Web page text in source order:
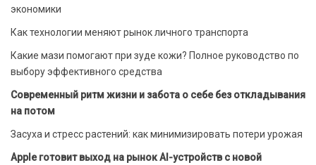
экономики
Как технологии меняют рынок личного транспорта
Какие мази помогают при зуде кожи? Полное руководство по
выбору эффективного средства
Современный ритм жизни и забота о себе без откладывания
на потом
Засуха и стресс растений: как минимизировать потери урожая
Apple готовит выход на рынок AI-устройств с новой